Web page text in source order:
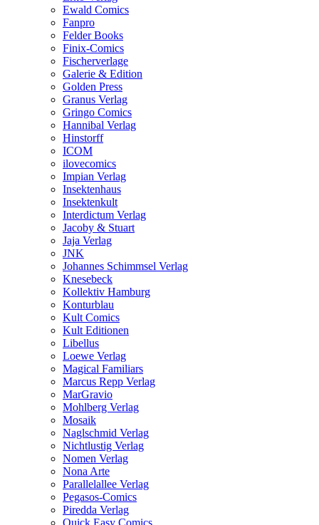
Ewald Comics
Fanpro
Felder Books
Finix-Comics
Fischerverlage
Galerie & Edition
Golden Press
Granus Verlag
Gringo Comics
Hannibal Verlag
Hinstorff
ICOM
ilovecomics
Impian Verlag
Insektenhaus
Insektenkult
Interdictum Verlag
Jacoby & Stuart
Jaja Verlag
JNK
Johannes Schimmsel Verlag
Knesebeck
Kollektiv Hamburg
Konturblau
Kult Comics
Kult Editionen
Libellus
Loewe Verlag
Magical Familiars
Marcus Repp Verlag
MarGravio
Mohlberg Verlag
Mosaik
Naglschmid Verlag
Nichtlustig Verlag
Nomen Verlag
Nona Arte
Parallelallee Verlag
Pegasos-Comics
Piredda Verlag
Quick Easy Comics